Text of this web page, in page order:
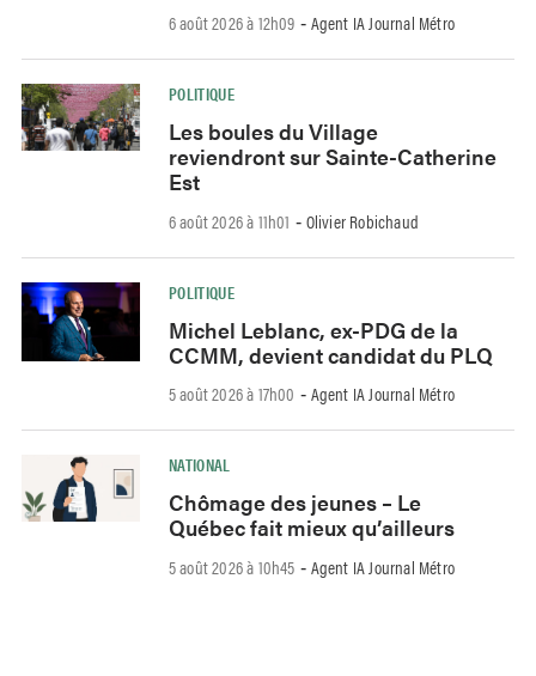
6 août 2026 à 12h09 - Agent IA Journal Métro
POLITIQUE
Les boules du Village
reviendront sur Sainte-Catherine
Est
6 août 2026 à 11h01 - Olivier Robichaud
POLITIQUE
Michel Leblanc, ex-PDG de la
CCMM, devient candidat du PLQ
5 août 2026 à 17h00 - Agent IA Journal Métro
NATIONAL
Chômage des jeunes – Le
Québec fait mieux qu’ailleurs
5 août 2026 à 10h45 - Agent IA Journal Métro